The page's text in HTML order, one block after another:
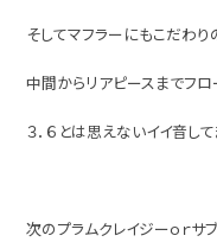
そしてマフラーにもこだわり
中間からリアピースまでフロ
３．６とは思えないイイ音し
次のプラムクレイジーｏｒサ